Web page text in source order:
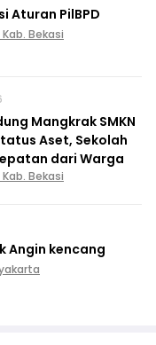
Aturan PilBPD
Bekasi
Mangkrak SMKN
Aset, Sekolah
dari Warga
Bekasi
Angin kencang